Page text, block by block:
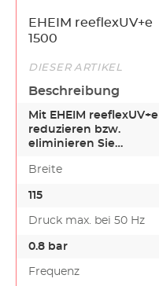
EHEIM reeflexUV+e
1500
DIESER ARTIKEL
Beschreibung
Mit EHEIM reeflexUV+e
reduzieren bzw.
eliminieren Sie
beseitigen…
Breite
115
Druck max. bei 50 Hz
0.8 bar
Frequenz